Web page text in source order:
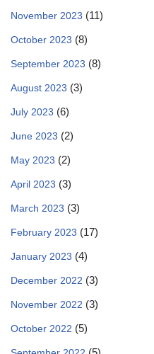
November 2023 (11)
October 2023 (8)
September 2023 (8)
August 2023 (3)
July 2023 (6)
June 2023 (2)
May 2023 (2)
April 2023 (3)
March 2023 (3)
February 2023 (17)
January 2023 (4)
December 2022 (3)
November 2022 (3)
October 2022 (5)